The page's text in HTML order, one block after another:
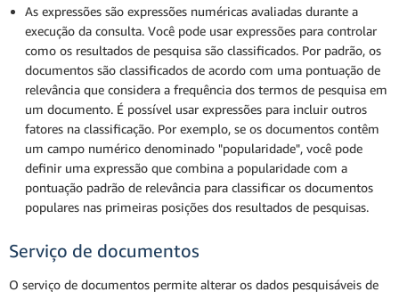
As expressões são expressões numéricas avaliadas durante a
execução da consulta. Você pode usar expressões para controlar
como os resultados de pesquisa são classificados. Por padrão, os
documentos são classificados de acordo com uma pontuação de
relevância que considera a frequência dos termos de pesquisa em
um documento. É possível usar expressões para incluir outros
fatores na classificação. Por exemplo, se os documentos contêm
um campo numérico denominado "popularidade", você pode
definir uma expressão que combina a popularidade com a
pontuação padrão de relevância para classificar os documentos
populares nas primeiras posições dos resultados de pesquisas.
Serviço de documentos
O serviço de documentos permite alterar os dados pesquisáveis de